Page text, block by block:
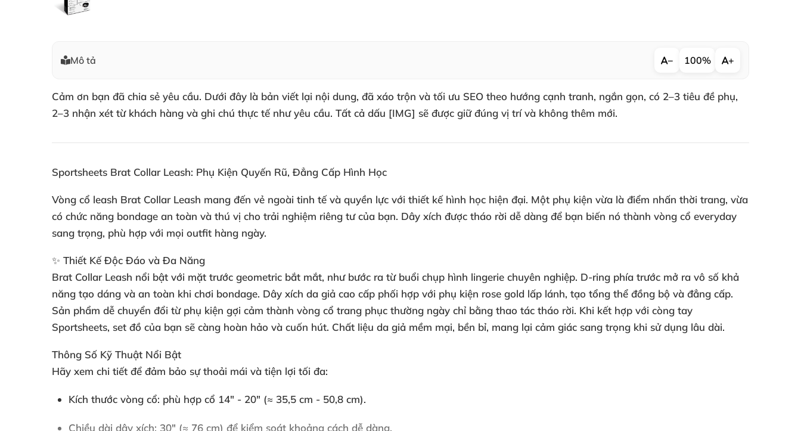
Mô tả − 100% +
Cảm ơn bạn đã chia sẻ yêu cầu. Dưới đây là bản viết lại nội dung, đã xáo trộn và tối ưu SEO theo hướng cạnh tranh, ngắn gọn, có 2–3 tiêu đề phụ,
2–3 nhận xét từ khách hàng và ghi chú thực tế như yêu cầu. Tất cả dấu [IMG] sẽ được giữ đúng vị trí và không thêm mới.
Sportsheets Brat Collar Leash: Phụ Kiện Quyến Rũ, Đẳng Cấp Hình Học
Vòng cổ leash Brat Collar Leash mang đến vẻ ngoài tinh tế và quyền lực với thiết kế hình học hiện đại. Một phụ kiện vừa là điểm nhấn thời trang, vừa
có chức năng bondage an toàn và thú vị cho trải nghiệm riêng tư của bạn. Dây xích được tháo rời dễ dàng để bạn biến nó thành vòng cổ everyday
sang trọng, phù hợp với mọi outfit hàng ngày.
✨ Thiết Kế Độc Đáo và Đa Năng
Brat Collar Leash nổi bật với mặt trước geometric bắt mắt, như bước ra từ buổi chụp hình lingerie chuyên nghiệp. D-ring phía trước mở ra vô số khả
năng tạo dáng và an toàn khi chơi bondage. Dây xích da giả cao cấp phối hợp với phụ kiện rose gold lấp lánh, tạo tổng thể đồng bộ và đẳng cấp.
Sản phẩm dễ chuyển đổi từ phụ kiện gợi cảm thành vòng cổ trang phục thường ngày chỉ bằng thao tác tháo rời. Khi kết hợp với còng tay
Sportsheets, set đồ của bạn sẽ càng hoàn hảo và cuốn hút. Chất liệu da giả mềm mại, bền bỉ, mang lại cảm giác sang trọng khi sử dụng lâu dài.
Thông Số Kỹ Thuật Nổi Bật
Hãy xem chi tiết để đảm bảo sự thoải mái và tiện lợi tối đa:
Kích thước vòng cổ: phù hợp cổ 14" - 20" (≈ 35,5 cm - 50,8 cm).
Chiều dài dây xích: 30" (≈ 76 cm) để kiểm soát khoảng cách dễ dàng.